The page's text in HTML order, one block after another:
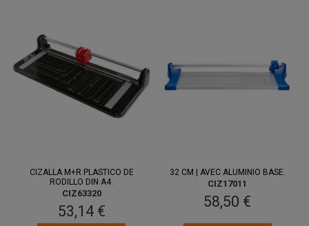
CIZALLA M+R PLASTICO DE
RODILLO DIN A4.
CIZ63320
53,14 €
32 CM | AVEC ALUMINIO BASE.
CIZ17011
58,50 €